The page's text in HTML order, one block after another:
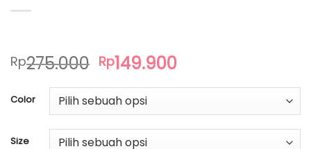
Rp275.000 Harga
adalah:
Rp275.000.
Rp149.900Harga
adalah:
Rp149.900.
Color
Size